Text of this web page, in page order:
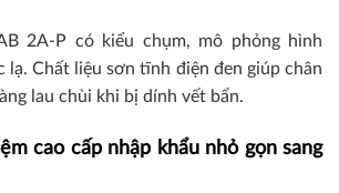
2A-P có kiểu chụm, mô phỏng hình
lạ. Chất liệu sơn tĩnh điện đen giúp chân
lau chùi khi bị dính vết bẩn.
cao cấp nhập khẩu nhỏ gọn sang